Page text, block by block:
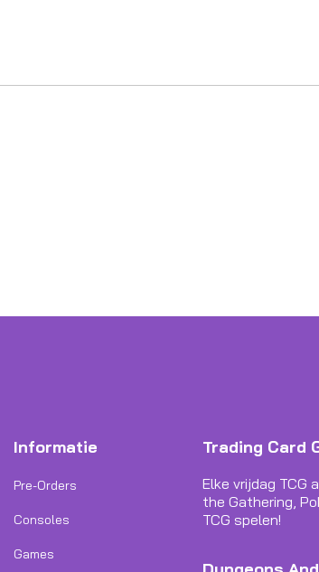
Informatie
Pre-Orders
Consoles
Games
Trading Card
Elke vrijdag TCG
the Gathering,
TCG spelen!